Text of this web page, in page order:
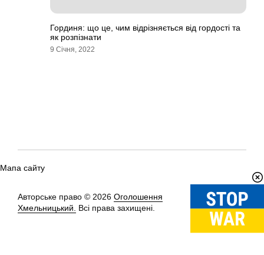
Гординя: що це, чим відрізняється від гордості та
як розпізнати
9 Січня, 2022
Мапа сайту
Авторське право © 2026 Оголошення
Хмельницький.
Всі права захищені.
Вгору↑